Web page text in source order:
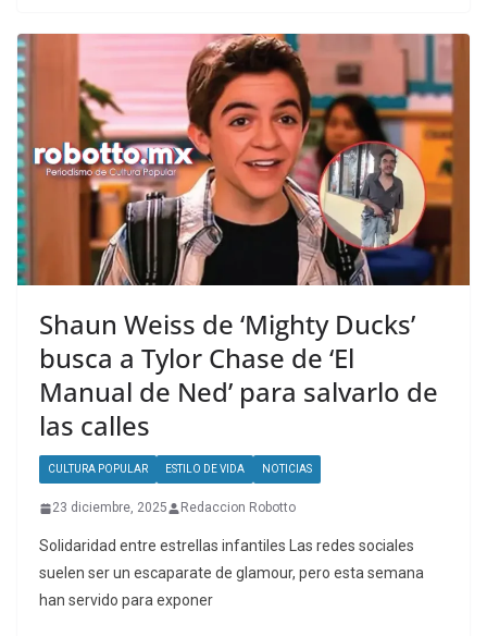
Shaun Weiss de ‘Mighty Ducks’
busca a Tylor Chase de ‘El
Manual de Ned’ para salvarlo de
las calles
CULTURA POPULAR ESTILO DE VIDA NOTICIAS
23 diciembre, 2025 Redaccion Robotto
Solidaridad entre estrellas infantiles Las redes sociales
suelen ser un escaparate de glamour, pero esta semana
han servido para exponer